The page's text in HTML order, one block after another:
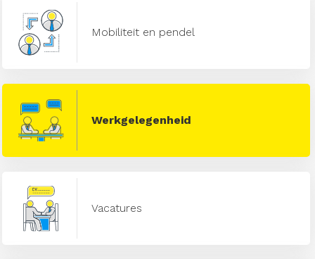
Mobiliteit en pendel
Werkgelegenheid
Vacatures